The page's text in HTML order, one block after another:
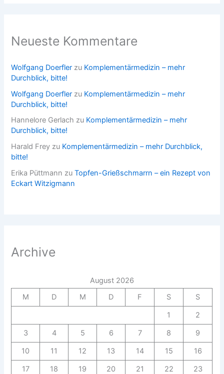
Neueste Kommentare
Wolfgang Doerfler zu Komplementärmedizin – mehr
Durchblick, bitte!
Wolfgang Doerfler zu Komplementärmedizin – mehr
Durchblick, bitte!
Hannelore Gerlach zu Komplementärmedizin – mehr
Durchblick, bitte!
Harald Frey zu Komplementärmedizin – mehr Durchblick,
bitte!
Erika Püttmann zuTopfen-Grießschmarrn – ein Rezept von
Eckart Witzigmann
Archive
August 2026
M
D M D F S
S
1
2
3
4 5 6 7 8
9
10
11 12 13 14 15
16
17
18 19 20 21 22
23